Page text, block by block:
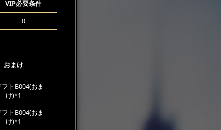
VIP必要条件
0
おまけ
トB004(おま
け)*1
トB004(おま
け)*1